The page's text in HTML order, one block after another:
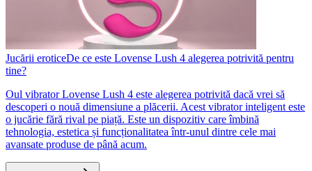
Jucării eroticeDe ce este Lovense Lush 4 alegerea potrivită pentru
tine?
Oul vibrator Lovense Lush 4 este alegerea potrivită dacă vrei să
descoperi o nouă dimensiune a plăcerii. Acest vibrator inteligent este
o jucărie fără rival pe piață. Este un dispozitiv care îmbină
tehnologia, estetica și funcționalitatea într-unul dintre cele mai
avansate produse de până acum.